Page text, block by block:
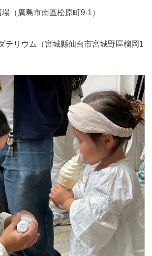
（廣島市南區松原町9-1）
テリウム（宮城縣仙台市宮城野區榴岡1